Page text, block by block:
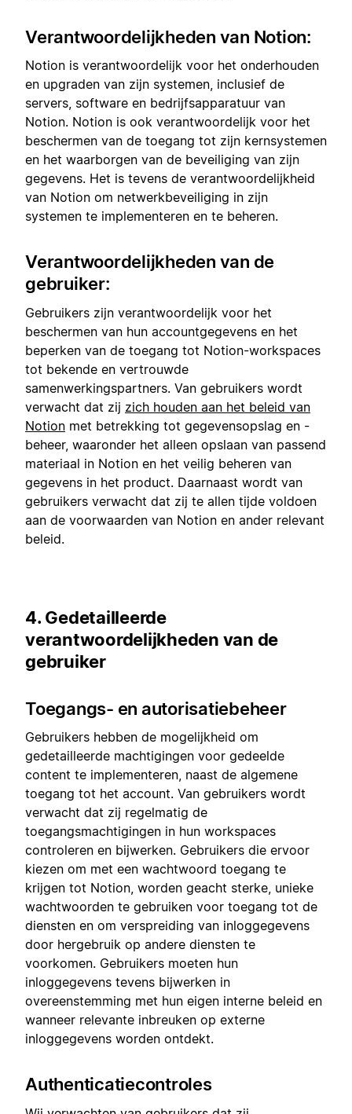
Verantwoordelijkheden van Notion:
Notion is verantwoordelijk voor het onderhouden
en upgraden van zijn systemen, inclusief de
servers, software en bedrijfsapparatuur van
Notion. Notion is ook verantwoordelijk voor het
beschermen van de toegang tot zijn kernsystemen
en het waarborgen van de beveiliging van zijn
gegevens. Het is tevens de verantwoordelijkheid
van Notion om netwerkbeveiliging in zijn
systemen te implementeren en te beheren.
Verantwoordelijkheden van de
gebruiker:
Gebruikers zijn verantwoordelijk voor het
beschermen van hun accountgegevens en het
beperken van de toegang tot Notion-workspaces
tot bekende en vertrouwde
samenwerkingspartners. Van gebruikers wordt
verwacht dat zij zich houden aan het beleid van
Notion met betrekking tot gegevensopslag en -
beheer, waaronder het alleen opslaan van passend
materiaal in Notion en het veilig beheren van
gegevens in het product. Daarnaast wordt van
gebruikers verwacht dat zij te allen tijde voldoen
aan de voorwaarden van Notion en ander relevant
beleid.
4. Gedetailleerde
verantwoordelijkheden van de
gebruiker
Toegangs- en autorisatiebeheer
Gebruikers hebben de mogelijkheid om
gedetailleerde machtigingen voor gedeelde
content te implementeren, naast de algemene
toegang tot het account. Van gebruikers wordt
verwacht dat zij regelmatig de
toegangsmachtigingen in hun workspaces
controleren en bijwerken. Gebruikers die ervoor
kiezen om met een wachtwoord toegang te
krijgen tot Notion, worden geacht sterke, unieke
wachtwoorden te gebruiken voor toegang tot de
diensten en om verspreiding van inloggegevens
door hergebruik op andere diensten te
voorkomen. Gebruikers moeten hun
inloggegevens tevens bijwerken in
overeenstemming met hun eigen interne beleid en
wanneer relevante inbreuken op externe
inloggegevens worden ontdekt.
Authenticatiecontroles